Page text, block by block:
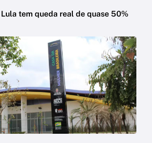
tem queda real de quase 50%